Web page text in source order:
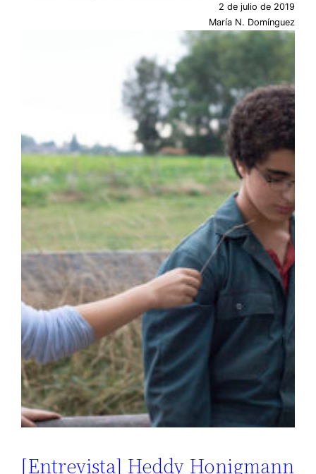
2 de julio de 2019
María N. Domínguez
[Entrevista] Heddy Honigmann